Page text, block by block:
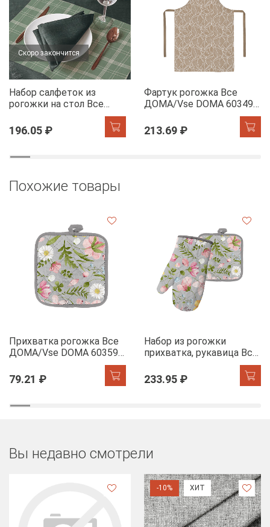
Скоро закончится
Набор салфеток из
рогожки на стол Все
ДОМА/Vse DOMA 60165-
1 Камилла
196.05 ₽
Фартук рогожка Все
ДОМА/Vse DOMA 60349-
213.69 ₽
Похожие товары
Прихватка рогожка Все
ДОМА/Vse DOMA 60359-
79.21 ₽
Набор из рогожки
прихватка, рукавица Все
ДОМА/Vse DOMA 60359-
1 Офелия
233.95 ₽
Вы недавно смотрели
-10% ХИТ